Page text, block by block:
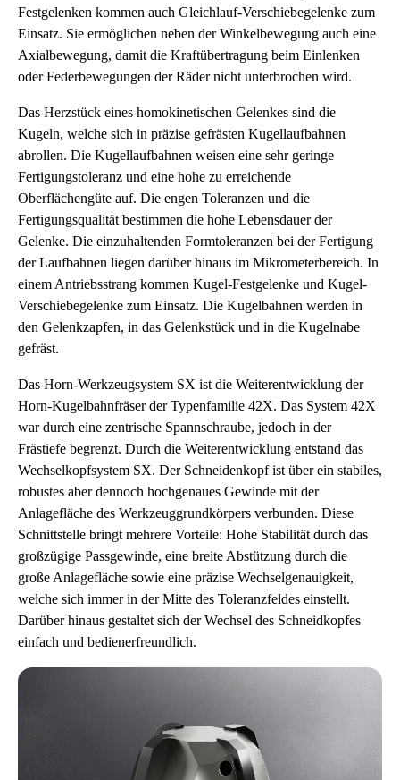
Festgelenken kommen auch Gleichlauf-Verschiebegelenke zum
Einsatz. Sie ermöglichen neben der Winkelbewegung auch eine
Axialbewegung, damit die Kraftübertragung beim Einlenken
oder Federbewegungen der Räder nicht unterbrochen wird.
Das Herzstück eines homokinetischen Gelenkes sind die
Kugeln, welche sich in präzise gefrästen Kugellaufbahnen
abrollen. Die Kugellaufbahnen weisen eine sehr geringe
Fertigungstoleranz und eine hohe zu erreichende
Oberflächengüte auf. Die engen Toleranzen und die
Fertigungsqualität bestimmen die hohe Lebensdauer der
Gelenke. Die einzuhaltenden Formtoleranzen bei der Fertigung
der Laufbahnen liegen darüber hinaus im Mikrometerbereich. In
einem Antriebsstrang kommen Kugel-Festgelenke und Kugel-
Verschiebegelenke zum Einsatz. Die Kugelbahnen werden in
den Gelenkzapfen, in das Gelenkstück und in die Kugelnabe
gefräst.
Das Horn-Werkzeugsystem SX ist die Weiterentwicklung der
Horn-Kugelbahnfräser der Typenfamilie 42X. Das System 42X
war durch eine zentrische Spannschraube, jedoch in der
Frästiefe begrenzt. Durch die Weiterentwicklung entstand das
Wechselkopfsystem SX. Der Schneidenkopf ist über ein stabiles,
robustes aber dennoch hochgenaues Gewinde mit der
Anlagefläche des Werkzeuggrundkörpers verbunden. Diese
Schnittstelle bringt mehrere Vorteile: Hohe Stabilität durch das
großzügige Passgewinde, eine breite Abstützung durch die
große Anlagefläche sowie eine präzise Wechselgenauigkeit,
welche sich immer in der Mitte des Toleranzfeldes einstellt.
Darüber hinaus gestaltet sich der Wechsel des Schneidkopfes
einfach und bedienerfreundlich.